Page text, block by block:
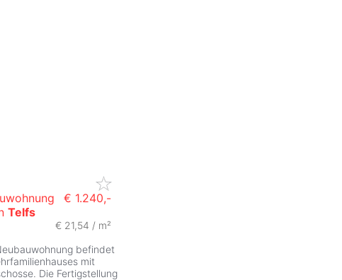
Telfs
€ 1.240,-
€ 21,54 / m²
befindet
mit
Die Fertigstellung